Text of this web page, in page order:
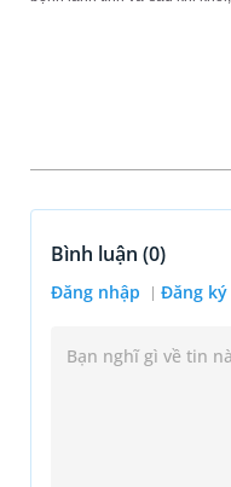
Bình luận (0)
Đăng nhập Đăng ký